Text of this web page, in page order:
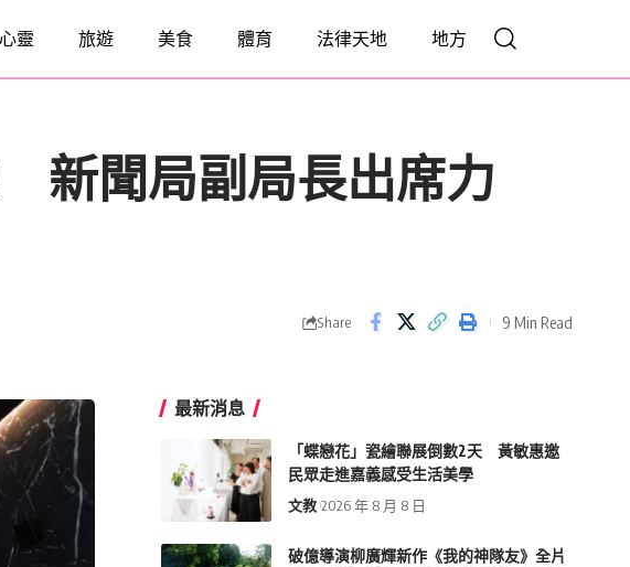
靈 旅遊 美食 體育 法律天地 地方
新聞局副局長出席力
Share 9 Min Read
最新消息
「蝶戀花」瓷繪聯展倒數2天 黃敏惠邀
民眾走進嘉義感受生活美學
文教 2026 年 8 月 8 日
破億導演柳廣輝新作《我的神隊友》全片